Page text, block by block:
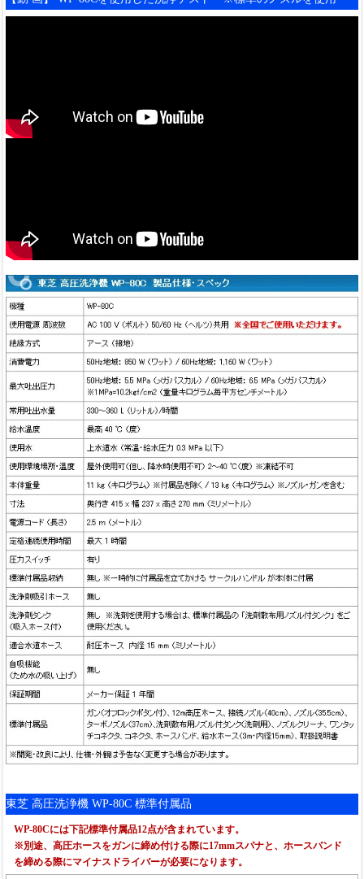
東芝 高圧洗浄機 WP-80C 標準付属品
WP-80Cには下記標準付属品12点が含まれています。
※別途、高圧ホースをガンに締め付ける際に17mmスパナと、ホースバンド
を締める際にマイナスドライバーが必要になります。